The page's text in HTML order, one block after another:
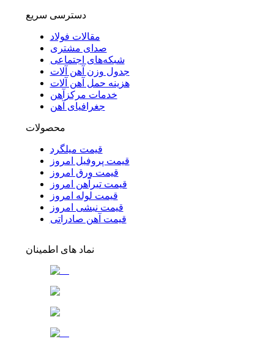
دسترسی سریع
مقالات فولاد
صدای مشتری
شبکه‌های اجتماعی
جدول وزن آهن آلات
هزینه حمل آهن آلات
خدمات مرکزآهن
جغرافیای آهن
محصولات
قیمت میلگرد
قیمت پروفیل امروز
قیمت ورق امروز
قیمت تیرآهن امروز
قیمت لوله امروز
قیمت نبشی امروز
قیمت آهن صادراتی
نماد های اطمینان